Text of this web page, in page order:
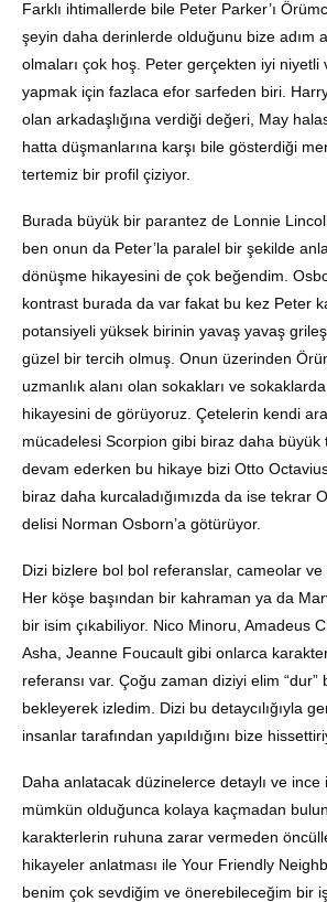
Farklı ihtimallerde bile Peter Parker’ı
şeyin daha derinlerde olduğunu bize adım
olmaları çok hoş. Peter gerçekten iyi niyetli
yapmak için fazlaca efor sarfeden biri.
olan arkadaşlığına verdiği değeri, May
hatta düşmanlarına karşı bile gösterdiği
tertemiz bir profil çiziyor.
Burada büyük bir parantez de Lonnie
ben onun da Peter’la paralel bir şekilde
dönüşme hikayesini de çok beğendim.
kontrast burada da var fakat bu kez Peter
potansiyeli yüksek birinin yavaş yavaş
güzel bir tercih olmuş. Onun üzerinden
uzmanlık alanı olan sokakları ve
hikayesini de görüyoruz. Çetelerin kendi
mücadelesi Scorpion gibi biraz daha büyük
devam ederken bu hikaye bizi Otto
biraz daha kurcaladığımızda da ise tekrar
delisi Norman Osborn’a götürüyor.
Dizi bizlere bol bol referanslar, cameolar ve
Her köşe başından bir kahraman ya da
bir isim çıkabiliyor. Nico Minoru, Amadeus
Asha, Jeanne Foucault gibi onlarca
referansı var. Çoğu zaman diziyi elim “dur”
bekleyerek izledim. Dizi bu detaycılığıyla
insanlar tarafından yapıldığını bize
Daha anlatacak düzinelerce detaylı ve ince
mümkün olduğunca kolaya kaçmadan
karakterlerin ruhuna zarar vermeden
hikayeler anlatması ile Your Friendly
benim çok sevdiğim ve önerebileceğim bir